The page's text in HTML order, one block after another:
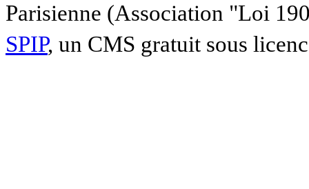
Parisienne (Association "Loi
SPIP, un CMS gratuit sous